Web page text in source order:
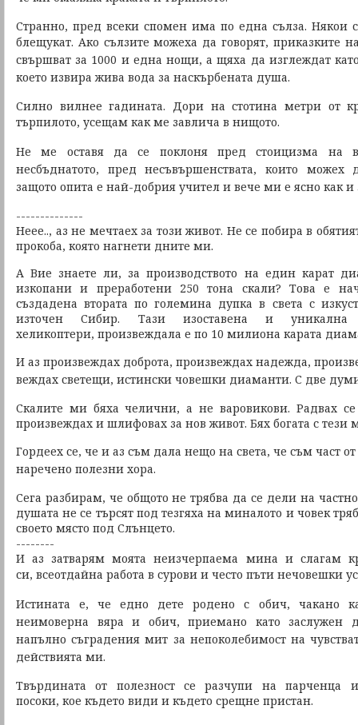
Странно, пред всеки спомен има по една сълза. Някои
блещукат. Ако сълзите можеха да говорят, приказките
свършват за 1000 и една нощи, а щяха да изглеждат
което извира жива вода за наскърбената душа.
Силно вилнее гадината. Дори на стотина метри от
търпилото, усещам как ме завлича в нищото.
Не ме оставя да се поклоня пред стоицизма на
несбъднатото, пред несъвършенствата, които можех
защото опита е най-добрия учител и вече ми е ясно как
--------------
Неее.., аз не мечтаех за този живот. Не се побира в
прокоба, която нагнети дните ми.
А Вие знаете ли, за производството на един карат
изкопани и преработени 250 тона скали? Това е
създадена втората по големина дупка в света с
източен Сибир. Тази изоставена и
хеликоптери, произвеждала е по 10 милиона карата
И аз произвеждах доброта, произвеждах надежда,
веждах светещи, истински човешки диаманти. С две
Скалите ми бяха челични, а не варовикови. Радвах
произвеждах и шлифовах за нов живот. Бях богата с
Гордеех се, че и аз съм дала нещо на света, че съм част
наречено полезни хора.
Сега разбирам, че общото не трябва да се дели на
душата не се търсят под тезгяха на миналото и човек
своето място под Слънцето.
--------
И аз затварям моята неизчерпаема мина и слагам
си, всеотдайна работа в сурови и често пъти нечовешки
Истината е, че едно дете родено с обич, чакано
неимоверна вяра и обич, приемано като заслужен
напълно съградения мит за непоколебимост на
действията ми.
Твърдината от полезност се разчупи на парченца
посоки, кое където види и където срещне пристан.